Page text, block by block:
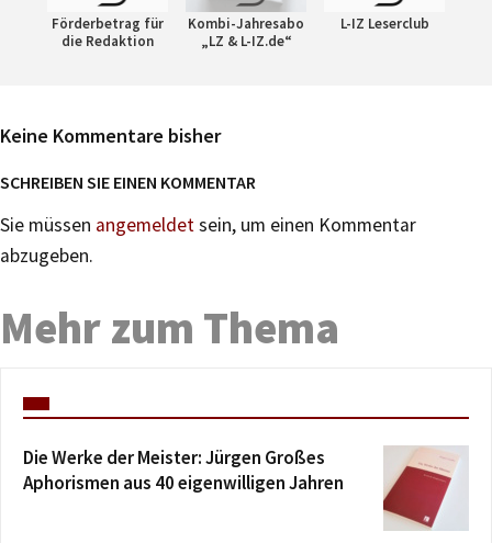
Förderbetrag für
die Redaktion
Kombi-Jahresabo
„LZ & L-IZ.de“
L-IZ Leserclub
Keine Kommentare bisher
SCHREIBEN SIE EINEN KOMMENTAR
Sie müssen angemeldetsein, um einen Kommentar
abzugeben.
Mehr zum Thema
Die Werke der Meister: Jürgen Großes
Aphorismen aus 40 eigenwilligen Jahren